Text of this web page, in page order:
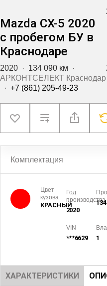
Mazda CX-5 2020
с пробегом БУ в
Краснодаре
2020 · 134 090 км ·
АРКОНТСЕЛЕКТ Краснодар
· +7 (861) 205-49-23
Комплектация
Цвет
кузова
КРАСНЫЙ
Год
производства
2020
VIN
***6629 1
ХАРАКТЕРИСТИКИ